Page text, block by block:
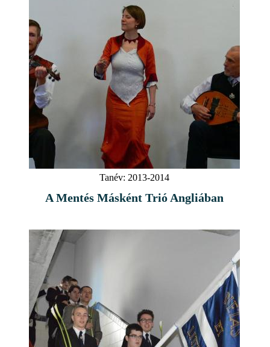
Tanév: 2013-2014
A Mentés Másként Trió Angliában